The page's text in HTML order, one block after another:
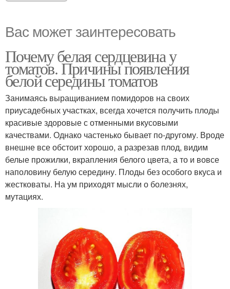
Вас может заинтересовать
Почему белая сердцевина у
томатов. Причины появления
белой середины томатов
Занимаясь выращиванием помидоров на своих
приусадебных участках, всегда хочется получить плоды
красивые здоровые с отменными вкусовыми
качествами. Однако частенько бывает по-другому. Вроде
внешне все обстоит хорошо, а разрезав плод, видим
белые прожилки, вкрапления белого цвета, а то и вовсе
наполовину белую середину. Плоды без особого вкуса и
жестковаты. На ум приходят мысли о болезнях,
мутациях.